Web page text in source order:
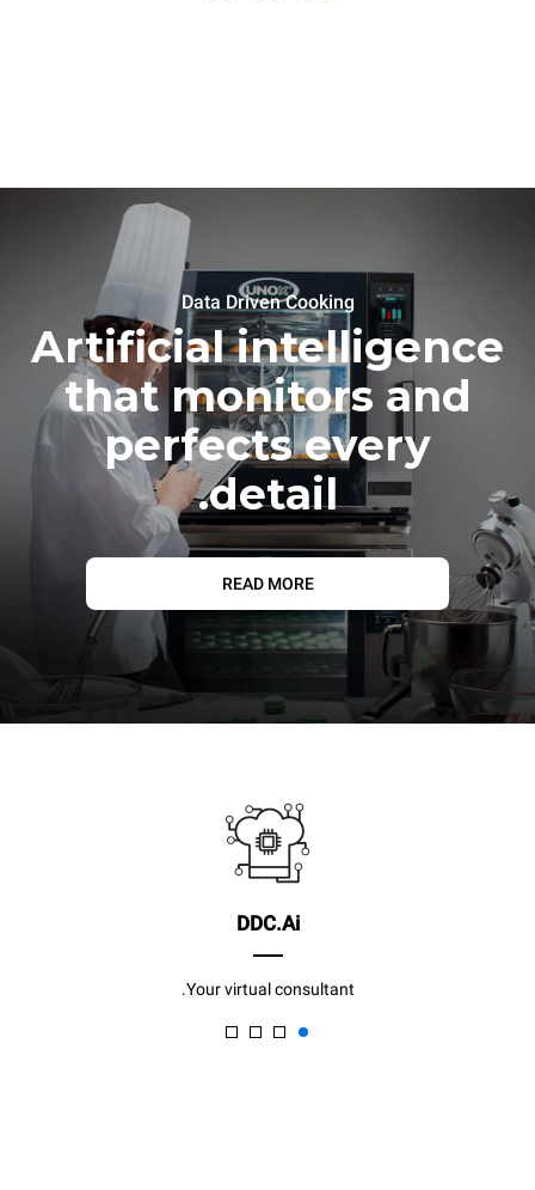
Data Driven Cooking
Artificial intelligence
that monitors and
perfects every
detail.
READ MORE
DDC.Ai
Your virtual consultant.